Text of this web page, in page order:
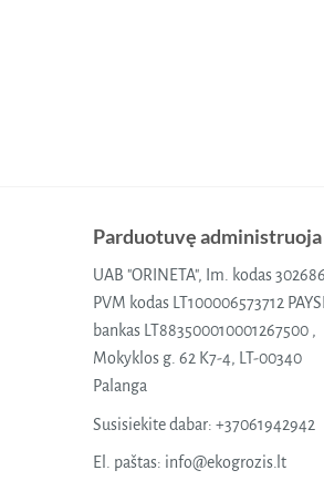
Parduotuvę administruoja
UAB "ORINETA", Im. kodas
PVM kodas LT100006573712
bankas LT883500010001267500 ,
Mokyklos g. 62 K7-4, LT-00340
Palanga
Susisiekite dabar: +37061942942
El. paštas: info@ekogrozis.lt